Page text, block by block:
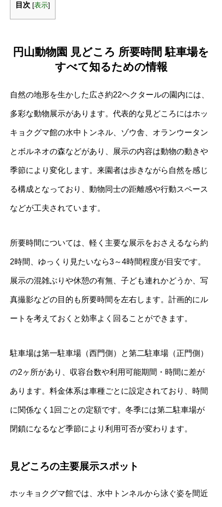
目次 [表示]
円山動物園 見どころ 所要時間 駐車場を
すべて知るための情報
自然の地形を生かした広さ約22ヘクタールの園内には、
多彩な動物展示があります。代表的な見どころにはホッ
キョクグマ館の水中トンネル、ゾウ舎、オランウータン
とボルネオの森などがあり、展示の内容は動物の動きや
季節により変化します。来園者は歩きながら自然を感じ
る構成となっており、動物同士の距離感や行動スペース
などが工夫されています。
所要時間については、軽く主要な展示をおさえるなら約
2時間、ゆっくり見たいなら3～4時間程度が目安です。
展示の混雑ぶりや休憩の有無、子ども連れかどうか、写
真撮影などの目的も所要時間を左右します。計画的にル
ートを考えておくと効率よく回ることができます。
駐車場は第一駐車場（西門側）と第二駐車場（正門側）
の2ヶ所があり、収容台数や利用可能期間・時間に差が
あります。料金体系は車種ごとに設定されており、時間
に関係なく1回ごとの定額です。冬季には第二駐車場が
閉鎖になるなど季節により利用可否が変わります。
見どころの主要展示スポット
ホッキョクグマ館では、水中トンネルから泳ぐ姿を間近